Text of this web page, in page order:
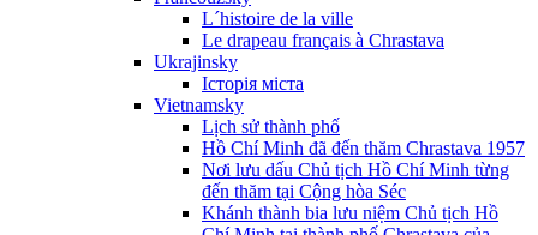
L´histoire de la ville
Le drapeau français à Chrastava
Ukrajinsky
Історія міста
Vietnamsky
Lịch sử thành phố
Hồ Chí Minh đã đến thăm Chrastava 1957
Nơi lưu dấu Chủ tịch Hồ Chí Minh từng
đến thăm tại Cộng hòa Séc
Khánh thành bia lưu niệm Chủ tịch Hồ